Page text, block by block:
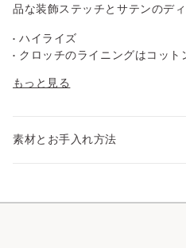
品な装飾ステッチとサテンのデ
• ハイライズ
• クロッチのライニングはコット
• モデル身長175cm、Sサイズを着
もっと見る
素材とお手入れ方法